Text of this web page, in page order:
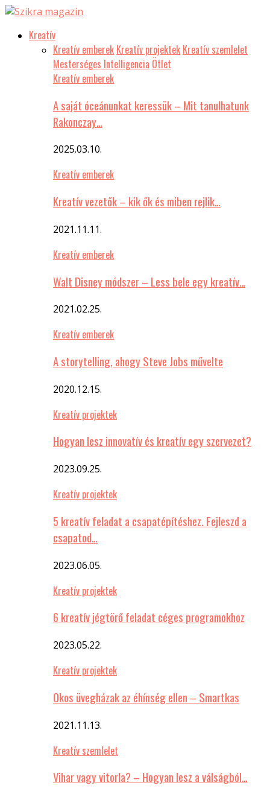
Kreatív
Kreatív emberek Kreatív projektek Kreatív szemlelet
Mesterséges Intelligencia Ötlet
Kreatív emberek
A saját óceánunkat keressük – Mit tanulhatunk
Rakonczay…
2025.03.10.
Kreatív emberek
Kreatív vezetők – kik ők és miben rejlik…
2021.11.11.
Kreatív emberek
Walt Disney módszer – Less bele egy kreatív…
2021.02.25.
Kreatív emberek
A storytelling, ahogy Steve Jobs művelte
2020.12.15.
Kreatív projektek
Hogyan lesz innovatív és kreatív egy szervezet?
2023.09.25.
Kreatív projektek
5 kreatív feladat a csapatépítéshez. Fejleszd a
csapatod…
2023.06.05.
Kreatív projektek
6 kreatív jégtörő feladat céges programokhoz
2023.05.22.
Kreatív projektek
Okos üvegházak az éhínség ellen – Smartkas
2021.11.13.
Kreatív szemlelet
Vihar vagy vitorla? – Hogyan lesz a válságból…